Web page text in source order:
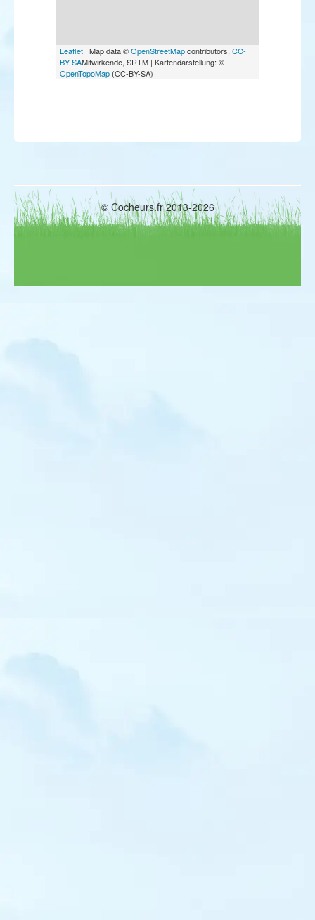
Leaflet | Map data ©OpenStreetMapcontributors, CC-
BY-SAMitwirkende, SRTM | Kartendarstellung: ©
OpenTopoMap (CC-BY-SA)
© Cocheurs.fr 2013-2026